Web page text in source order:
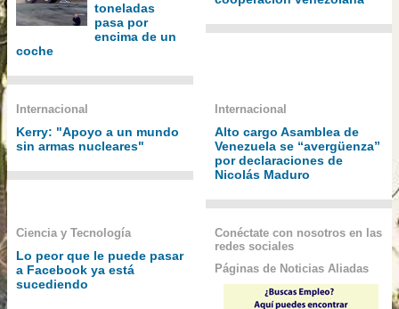
toneladas
pasa por
encima de un
coche
Internacional
Kerry: "Apoyo a un mundo
sin armas nucleares"
Internacional
Alto cargo Asamblea de
Venezuela se “avergüenza”
por declaraciones de
Nicolás Maduro
Ciencia y Tecnología
Lo peor que le puede pasar
a Facebook ya está
sucediendo
Conéctate con nosotros en las
redes sociales
Páginas de Noticias Aliadas